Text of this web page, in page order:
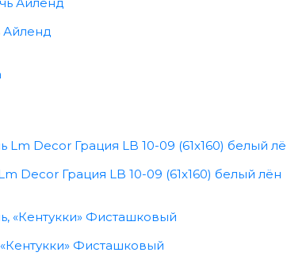
Decor Грация LB 10-09 (61x160) белый лён
Фисташковый